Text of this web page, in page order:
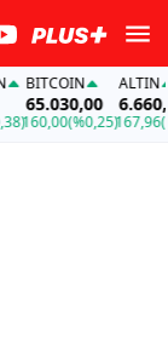
BITCOIN
65.030,00
(%0,25)
ALTIN
6.660,55
167,96